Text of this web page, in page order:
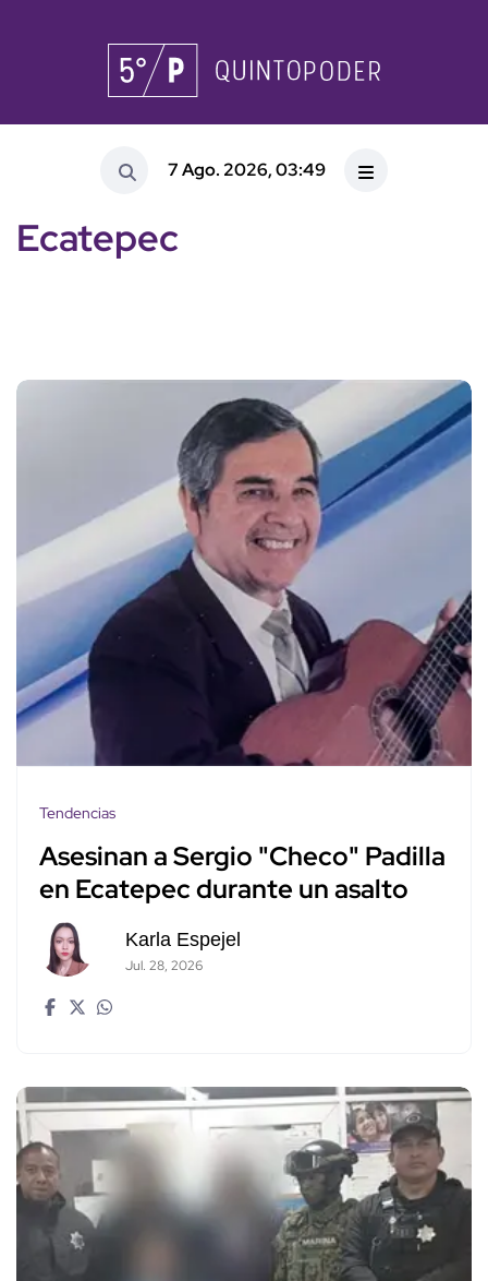
7 Ago. 2026, 03:49
Ecatepec
Tendencias
Asesinan a Sergio "Checo" Padilla
en Ecatepec durante un asalto
Karla Espejel
Jul. 28, 2026